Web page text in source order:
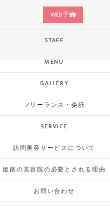
WEB予約
STAFF
MENU
GALLERY
フリーランス・委託
SERVICE
訪問美容サービスについて
姫路の美容院の必要とされる理由
お問い合わせ